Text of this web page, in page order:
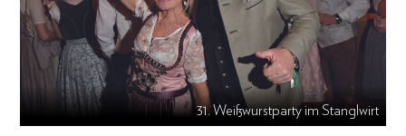
31. Weißwurstparty im Stanglwirt